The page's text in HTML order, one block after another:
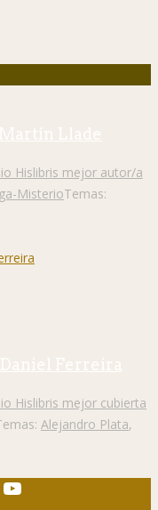
Llade
Hislibris mejor autor/a
MisterioTemas:
Ferreira
Hislibris mejor cubierta
Alejandro Plata,
YouTube